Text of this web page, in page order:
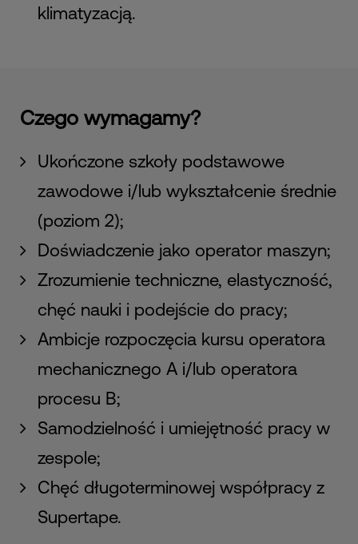
klimatyzacją.
Czego wymagamy?
Ukończone szkoły podstawowe
zawodowe i/lub wykształcenie średnie
(poziom 2);
Doświadczenie jako operator maszyn;
Zrozumienie techniczne, elastyczność,
chęć nauki i podejście do pracy;
Ambicje rozpoczęcia kursu operatora
mechanicznego A i/lub operatora
procesu B;
Samodzielność i umiejętność pracy w
zespole;
Chęć długoterminowej współpracy z
Supertape.